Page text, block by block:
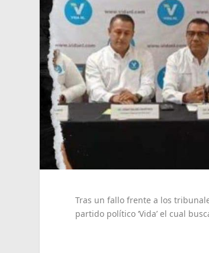
Tras un fallo frente a los
partido político ‘Vida’ el cual